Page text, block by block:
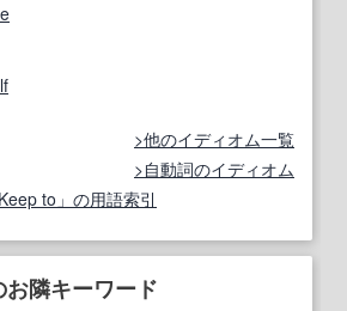
他のイディオム一覧
自動詞のイディオム
to」の用語索引
お隣キーワード